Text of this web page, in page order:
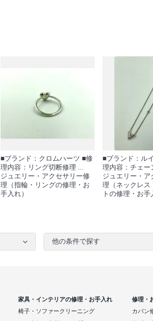
■ブランド：クロムハーツ ■修
理内容：リング切断修理 ...
ジュエリー・アクセサリー修
理（指輪・リングの修理・お
手入れ）
■ブランド：ル
理内容：チェー
ジュエリー・ア
理（ネックレス
トの修理・お手
他の条件で探す
家具・インテリアの修理・お手入れ
椅子・ソファークリーニング
修理・
カバン